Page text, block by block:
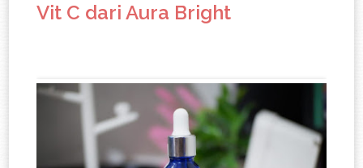
Vit C dari Aura Bright